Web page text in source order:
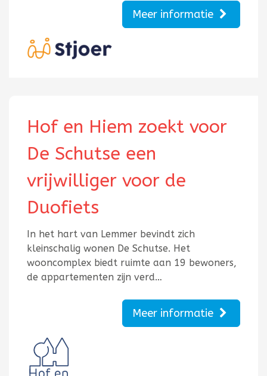
Meer informatie
Hof en Hiem zoekt voor
De Schutse een
vrijwilliger voor de
Duofiets
In het hart van Lemmer bevindt zich
kleinschalig wonen De Schutse. Het
wooncomplex biedt ruimte aan 19 bewoners,
de appartementen zijn verd…
Meer informatie